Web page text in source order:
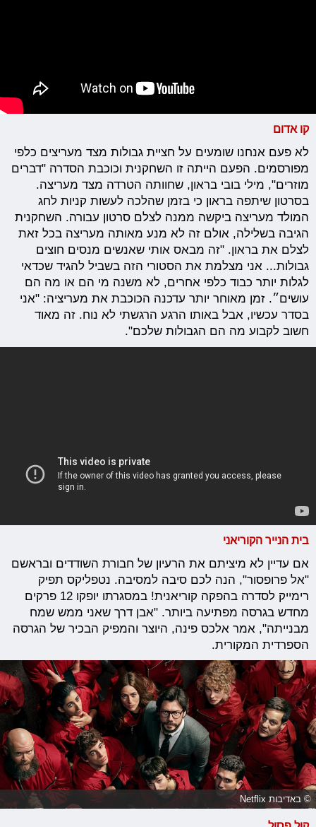
קו אדום
לא פעם אנחנו שומעים על חציית גבולות מצד מעריצים כלפי
מפורסמים. הפעם הייתה זו השחקנית וכוכבת הסדרה "דברים
מוזרים", מילי בובי בראון, שחוותה הטרדה מצד מעריצה.
בסרטון שיתפה בראון כי בזמן שהלכה לעשות קניות לחג
המולד מעריצה ביקשה ממנה לצלם סרטון עבורה. השחקנית
הגיבה בשלילה, אולם זה לא מנע מאותה מעריצה בכל זאת
לצלם את בראון. "זה מבאס אותי שאנשים מנסים חוצים
גבולות... אני מצלמת את הסטורי הזה בשביל להגיד שכדאי
לגלות יותר כבוד כלפי אחרים, לא משנה מי הם או מה הם
עושים״. זמן מאוחר יותר עדכנה הכוכבת את מעריציה: "אני
בסדר עכשיו, אבל באותו הרגע הרגשתי לא נוח. זה מאוד
חשוב לקבוע מה הם הגבולות שלכם".
בית הנייר הקוריאני
אם עדיין לא מיציתם את הרעיון של חבורת השודדים ובראשם
"אל פרופסור", הנה לכם סיבה למסיבה. נטפליקס תפיק
רימייק לסדרה בהפקה קוריאנית! במסגרתו יופקו 12 פרקים
מחדש בגרסה מפתיעה ביותר. "אבן דרך שאני ממש שמח
מבנייתה", אמר אלכס פינה, היוצר והמפיק הבכיר של הגרסה
הספרדית המקורית.
© באדיבות Netflix